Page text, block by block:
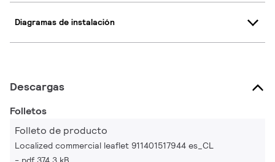
Diagramas de instalación
Descargas
Folletos
Folleto de producto
Localized commercial leaflet 911401517944 es_CL